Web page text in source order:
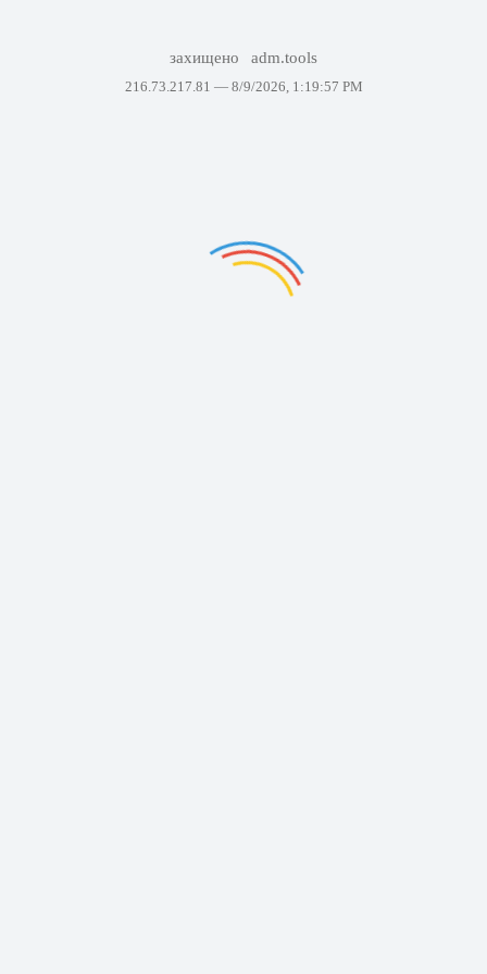
захищено adm.tools
216.73.217.81 — 8/9/2026, 1:19:57 PM